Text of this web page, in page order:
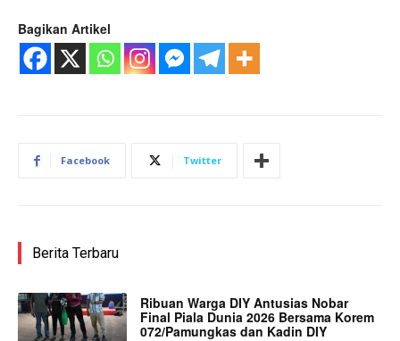
Bagikan Artikel
Facebook Twitter
Berita Terbaru
Ribuan Warga DIY Antusias Nobar
Final Piala Dunia 2026 Bersama Korem
072/Pamungkas dan Kadin DIY